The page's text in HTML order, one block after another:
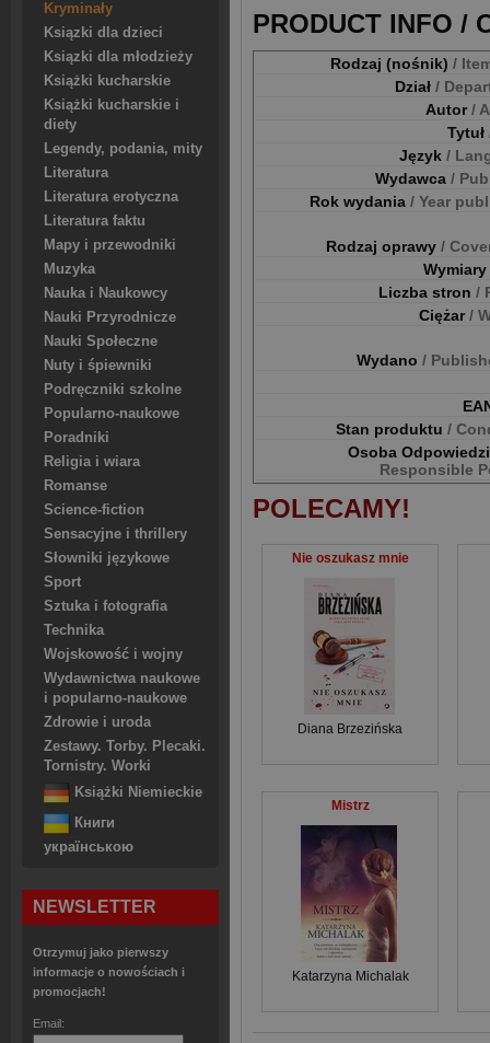
Kryminały
Ksiązki dla dzieci
Ksiązki dla młodzieży
Książki kucharskie
Książki kucharskie i
diety
Legendy, podania, mity
Literatura
Literatura erotyczna
Literatura faktu
Mapy i przewodniki
Muzyka
Nauka i Naukowcy
Nauki Przyrodnicze
Nauki Społeczne
Nuty i śpiewniki
Podręczniki szkolne
Popularno-naukowe
Poradniki
Religia i wiara
Romanse
Science-fiction
Sensacyjne i thrillery
Słowniki językowe
Sport
Sztuka i fotografia
Technika
Wojskowość i wojny
Wydawnictwa naukowe
i popularno-naukowe
Zdrowie i uroda
Zestawy. Torby. Plecaki.
Tornistry. Worki
Książki Niemieckie
Книги
українською
NEWSLETTER
Otrzymuj jako pierwszy
informacje o nowościach i
promocjach!
Email:
PRODUCT INFO /
Rodzaj (nośnik) /
Dział /
Autor/
Tytuł
Język /
Wydawca /
Rok wydania / Year
Rodzaj oprawy /
Wymiary
Liczba stron /
Ciężar/
Wydano /
Stan produktu /
Osoba
Responsible
POLECAMY!
Nie oszukasz mnie
Diana Brzezińska
Mistrz
Katarzyna Michalak